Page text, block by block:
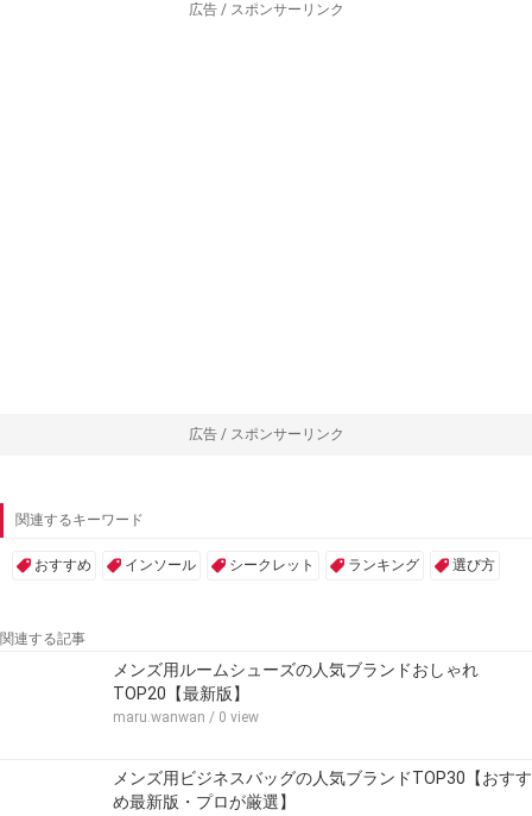
広告 / スポンサーリンク
広告 / スポンサーリンク
関連するキーワード
おすすめ インソール シークレット ランキング 選び方
関連する記事
メンズ用ルームシューズの人気ブランドおしゃれ
TOP20【最新版】
maru.wanwan / 0 view
メンズ用ビジネスバッグの人気ブランドTOP30【おすす
め最新版・プロが厳選】